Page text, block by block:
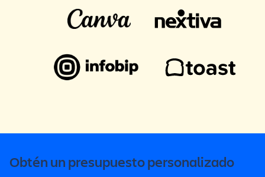
Obtén un presupuesto personalizado